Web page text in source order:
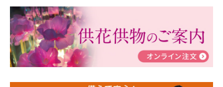
2024/03/06【終活なるほど教室】「マンガで学
ぶ！はじめてのお葬式」小さな家族葬ハウス®町田成
瀬 ご参加ありがとうございました！
2024/01/19令和6年能登半島地震災害の寄付のご報
告